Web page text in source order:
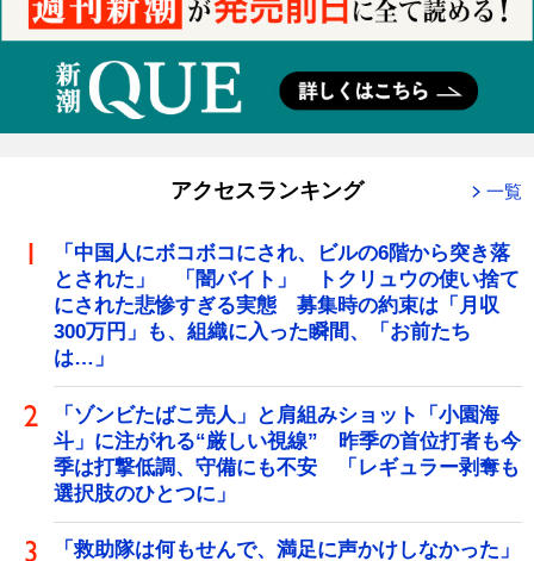
アクセスランキング 一覧
「中国人にボコボコにされ、ビルの6階から突き落
とされた」 「闇バイト」 トクリュウの使い捨て
にされた悲惨すぎる実態 募集時の約束は「月収
300万円」も、組織に入った瞬間、「お前たち
は…」
「ゾンビたばこ売人」と肩組みショット「小園海
斗」に注がれる“厳しい視線” 昨季の首位打者も今
季は打撃低調、守備にも不安 「レギュラー剥奪も
選択肢のひとつに」
「救助隊は何もせんで、満足に声かけしなかった」